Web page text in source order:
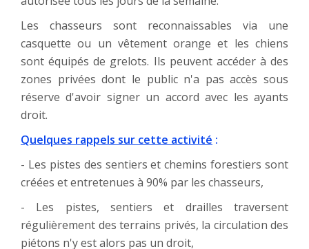
Les chasseurs sont reconnaissables via une
casquette ou un vêtement orange et les chiens
sont équipés de grelots. Ils peuvent accéder à des
zones privées dont le public n'a pas accès sous
réserve d'avoir signer un accord avec les ayants
droit.
Quelques rappels sur cette activité :
- Les pistes des sentiers et chemins forestiers sont
créées et entretenues à 90% par les chasseurs,
- Les pistes, sentiers et drailles traversent
régulièrement des terrains privés, la circulation des
piétons n'y est alors pas un droit,